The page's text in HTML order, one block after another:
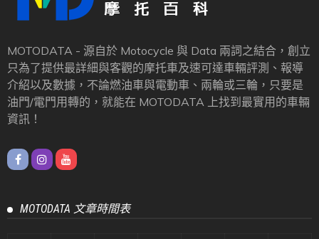
MOTODATA - 源自於 Motocycle 與 Data 兩詞之結合，創立
只為了提供最詳細與客觀的摩托車及速可達車輛評測、報導
介紹以及數據，不論燃油車與電動車、兩輪或三輪，只要是
油門/電門用轉的，就能在 MOTODATA 上找到最實用的車輛
資訊！
MOTODATA 文章時間表